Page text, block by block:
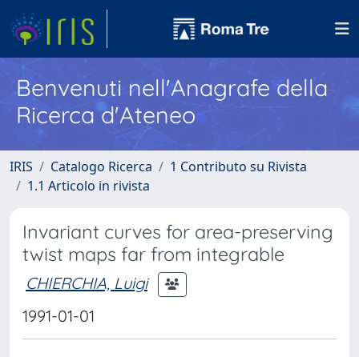
Benvenuti nell'Anagrafe della
Ricerca d'Ateneo
IRIS Catalogo Ricerca
1 Contributo su Rivista
1.1 Articolo in rivista
Invariant curves for area-preserving
twist maps far from integrable
CHIERCHIA, Luigi
1991-01-01